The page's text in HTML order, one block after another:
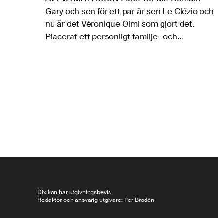
Gary och sen för ett par år sen Le Clézio och
nu är det Véronique Olmi som gjort det.
Placerat ett personligt familje- och
Dixikon har utgivningsbevis.
Redaktör och ansvarig utgivare: Per Brodén